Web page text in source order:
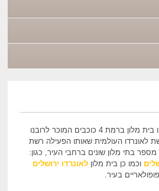
בית המלון גני ירושלים הינו בית מלון ברמת 4 כוכבים המוכר לרובנו
לאונרדו העולמית שאותו הפעילה רשת
בתי מלון שונים ברחבי העיר, כגון:
וכמו כן בית מלוןלאונרדו ירושלים
בעיר.